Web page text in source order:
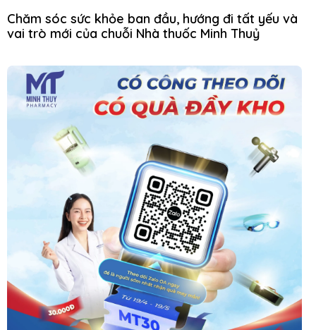
Chăm sóc sức khỏe ban đầu, hướng đi tất yếu và
vai trò mới của chuỗi Nhà thuốc Minh Thuỷ